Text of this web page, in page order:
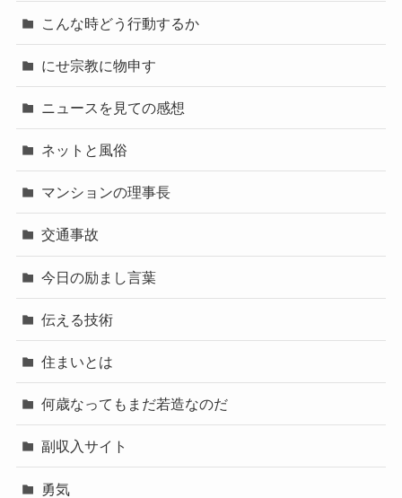
こんな時どう行動するか
にせ宗教に物申す
ニュースを見ての感想
ネットと風俗
マンションの理事長
交通事故
今日の励まし言葉
伝える技術
住まいとは
何歳なってもまだ若造なのだ
副収入サイト
勇気